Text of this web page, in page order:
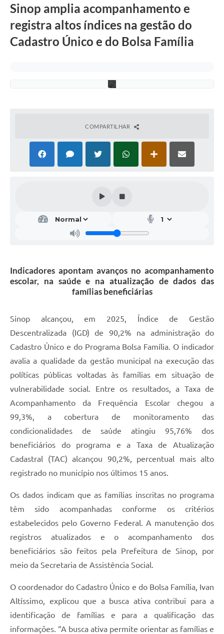
Sinop amplia acompanhamento e
registra altos índices na gestão do
Cadastro Único e do Bolsa Família
n
B
r
COMPARTILHAR
Indicadores apontam avanços no acompanhamento
escolar, na saúde e na atualização de dados das
famílias beneficiárias
Sinop alcançou, em 2025, Índice de Gestão
Descentralizada (IGD) de 90,2% na administração do
Cadastro Único e do Programa Bolsa Família. O indicador
avalia a qualidade da gestão municipal na execução das
políticas públicas voltadas às famílias em situação de
vulnerabilidade social. Entre os resultados, a Taxa de
Acompanhamento da Frequência Escolar chegou a
99,3%, a cobertura de monitoramento das
condicionalidades de saúde atingiu 95,76% dos
beneficiários do programa e a Taxa de Atualização
Cadastral (TAC) alcançou 90,2%, percentual mais alto
registrado no município nos últimos 15 anos.
Os dados indicam que as famílias inscritas no programa
têm sido acompanhadas conforme os critérios
estabelecidos pelo Governo Federal. A manutenção dos
registros atualizados e o acompanhamento dos
beneficiários são feitos pela Prefeitura de Sinop, por
meio da Secretaria de Assistência Social.
O coordenador do Cadastro Único e do Bolsa Família, Ivan
Altíssimo, explicou que a busca ativa contribui para a
identificação de famílias e para a qualificação das
informações. “A busca ativa permite orientar as famílias e